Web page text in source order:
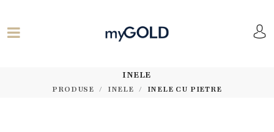
INELE
PRODUSE INELE INELE CU PIETRE